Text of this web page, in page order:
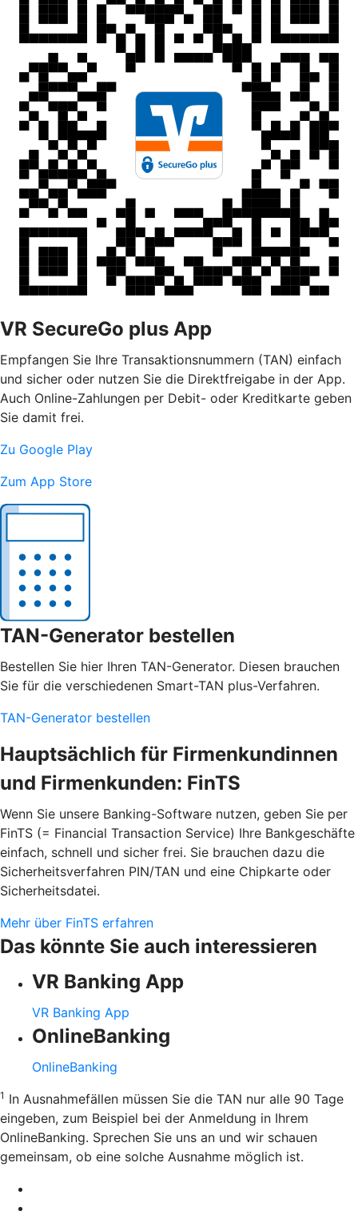
VR SecureGo plus App
Empfangen Sie Ihre Transaktionsnummern (TAN) einfach
und sicher oder nutzen Sie die Direktfreigabe in der App.
Auch Online-Zahlungen per Debit- oder Kreditkarte geben
Sie damit frei.
Zu Google Play
Zum App Store
TAN-Generator bestellen
Bestellen Sie hier Ihren TAN-Generator. Diesen brauchen
Sie für die verschiedenen Smart-TAN plus-Verfahren.
TAN-Generator bestellen
Hauptsächlich für Firmenkundinnen
und Firmenkunden: FinTS
Wenn Sie unsere Banking-Software nutzen, geben Sie per
FinTS (= Financial Transaction Service) Ihre Bankgeschäfte
einfach, schnell und sicher frei. Sie brauchen dazu die
Sicherheitsverfahren PIN/TAN und eine Chipkarte oder
Sicherheitsdatei.
Mehr über FinTS erfahren
Das könnte Sie auch interessieren
VR Banking App
VR Banking App
OnlineBanking
OnlineBanking
1 In Ausnahmefällen müssen Sie die TAN nur alle 90 Tage
eingeben, zum Beispiel bei der Anmeldung in Ihrem
OnlineBanking. Sprechen Sie uns an und wir schauen
gemeinsam, ob eine solche Ausnahme möglich ist.